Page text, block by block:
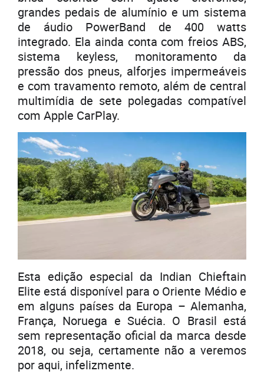
grandes pedais de alumínio e um sistema
de áudio PowerBand de 400 watts
integrado. Ela ainda conta com freios ABS,
sistema keyless, monitoramento da
pressão dos pneus, alforjes impermeáveis
e com travamento remoto, além de central
multimídia de sete polegadas compatível
com Apple CarPlay.
Esta edição especial da Indian Chieftain
Elite está disponível para o Oriente Médio e
em alguns países da Europa – Alemanha,
França, Noruega e Suécia. O Brasil está
sem representação oficial da marca desde
2018, ou seja, certamente não a veremos
por aqui, infelizmente.